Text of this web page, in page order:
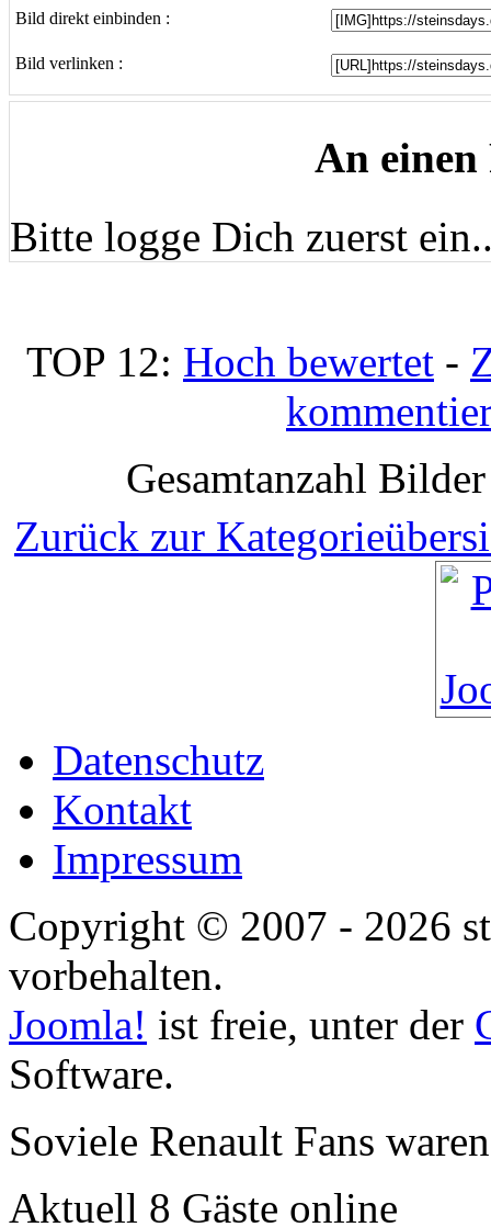
Bild direkt einbinden :
Bild verlinken :
An einen
Bitte logge Dich zuerst
TOP 12: Hoch bewertet -
Gesamtanzahl
Zurück zur
Datenschutz
Kontakt
Impressum
Copyright © 2007 - 2026
vorbehalten.
Joomla! ist freie, unter der
Software.
Soviele Renault Fans
Aktuell 8 Gäste online